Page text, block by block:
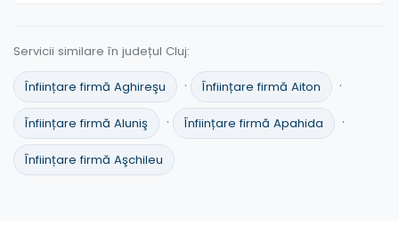
Servicii similare în județul Cluj:
Înființare firmă Aghireşu · Înființare firmă Aiton ·
Înființare firmă Aluniş · Înființare firmă Apahida ·
Înființare firmă Aşchileu